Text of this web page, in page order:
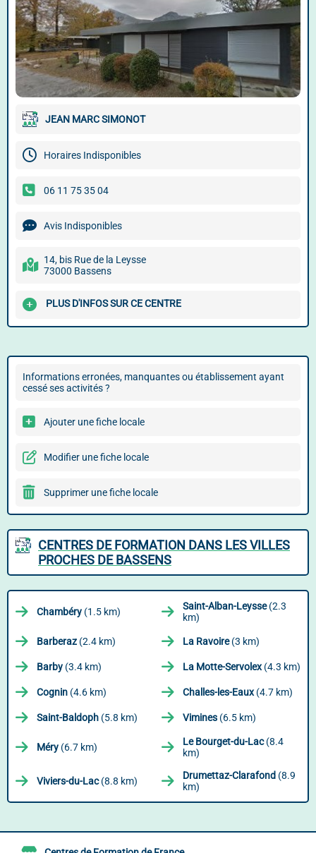
JEAN MARC SIMONOT
Horaires Indisponibles
06 11 75 35 04
Avis Indisponibles
14, bis Rue de la Leysse
73000 Bassens
PLUS D'INFOS SUR CE CENTRE
Informations erronées, manquantes ou établissement ayant
cessé ses activités ?
Ajouter une fiche locale
Modifier une fiche locale
Supprimer une fiche locale
CENTRES DE FORMATION DANS LES VILLES
PROCHES DE BASSENS
Chambéry (1.5 km) Saint-Alban-Leysse(2.3
km)
Barberaz (2.4 km) La Ravoire(3 km)
Barby (3.4 km) La Motte-Servolex(4.3 km)
Cognin (4.6 km) Challes-les-Eaux(4.7 km)
Saint-Baldoph (5.8 km) Vimines (6.5 km)
Méry (6.7 km) Le Bourget-du-Lac(8.4
km)
Viviers-du-Lac(8.8 km) Drumettaz-Clarafond (8.9
km)